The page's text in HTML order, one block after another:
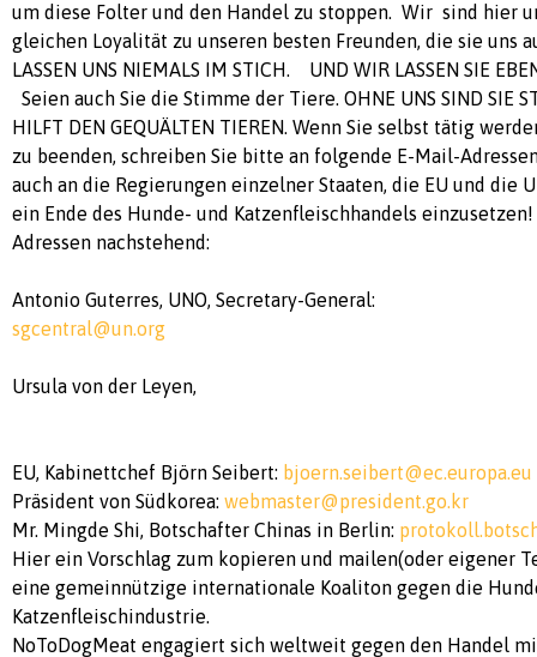
um diese Folter und den Handel zu stoppen. Wir sind hier
gleichen Loyalität zu unseren besten Freunden, die sie uns
LASSEN UNS NIEMALS IM STICH. UND WIR LASSEN SIE
Seien auch Sie die Stimme der Tiere. OHNE UNS SIND SIE
HILFT DEN GEQUÄLTEN TIEREN. Wenn Sie selbst tätig
zu beenden, schreiben Sie bitte an folgende E-Mail-
auch an die Regierungen einzelner Staaten, die EU und die
ein Ende des Hunde- und Katzenfleischhandels
Adressen nachstehend:
Antonio Guterres, UNO, Secretary-General:
sgcentral@un.org
Ursula von der Leyen,
EU, Kabinettchef Björn Seibert: bjoern.seibert@ec.europa.eu
Präsident von Südkorea: webmaster@president.go.kr
Mr. Mingde Shi, Botschafter Chinas in Berlin:
Hier ein Vorschlag zum kopieren und mailen(oder eigener
eine gemeinnützige internationale Koaliton gegen die
Katzenfleischindustrie.
NoToDogMeat engagiert sich weltweit gegen den Handel